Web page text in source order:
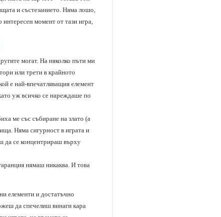
и състезанието. Няма лошо,
момент от тази игра,
могат. На няколко пъти ми
или трети в крайното
е най-впечатляващия елемент
уж всичко се нареждаше по
ме със събиране на злато (а
Няма сигурност в играта и
да се концентрираш върху
нямаш никаква. И това
елементи и достатъчно
да спечелиш винаги кара